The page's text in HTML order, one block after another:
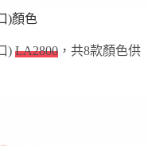
)顏色
) LA2800 ，共8款顏色供